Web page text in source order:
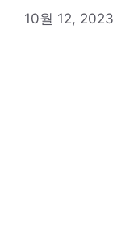
10월 12, 2023